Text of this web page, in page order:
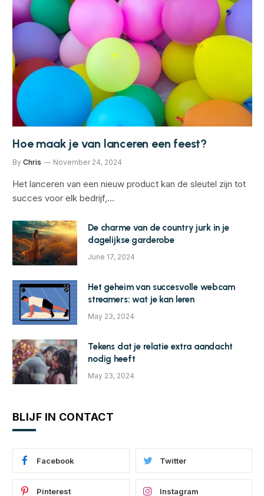
Hoe maak je van lanceren een feest?
By Chris November 24, 2024
Het lanceren van een nieuw product kan de sleutel zijn tot
succes voor elk bedrijf,…
De charme van de country jurk in je
dagelijkse garderobe
June 17, 2024
Het geheim van succesvolle webcam
streamers: wat je kan leren
May 23, 2024
Tekens dat je relatie extra aandacht
nodig heeft
May 23, 2024
BLIJF IN CONTACT
Facebook Twitter
Pinterest Instagram